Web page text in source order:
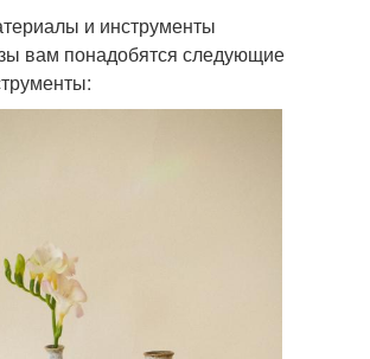
и инструменты
вам понадобятся следующие